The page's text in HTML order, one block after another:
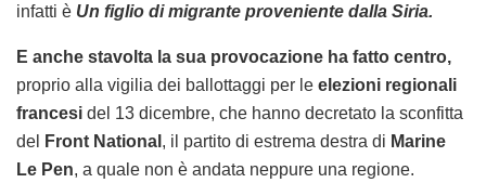
infatti è Un figlio di migrante proveniente dalla Siria.
E anche stavolta la sua provocazione ha fatto centro,
proprio alla vigilia dei ballottaggi per le elezioni regionali
francesi del 13 dicembre, che hanno decretato la sconfitta
del
Front National , il partito di estrema destra di Marine
Le Pen, a quale non è andata neppure una regione.